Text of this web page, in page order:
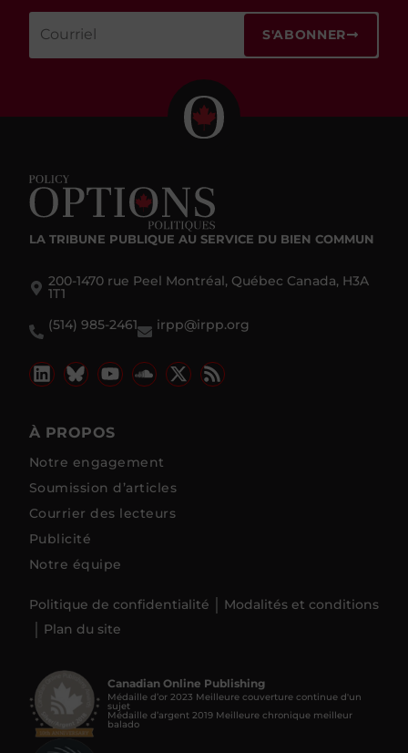
S'ABONNER
LA TRIBUNE PUBLIQUE AU SERVICE DU BIEN COMMUN
200-1470 rue Peel Montréal, Québec Canada, H3A
1T1
(514) 985-2461
irpp@irpp.org
À PROPOS
Notre engagement
Soumission d’articles
Courrier des lecteurs
Publicité
Notre équipe
Politique de confidentialité
Modalités et conditions
Plan du site
Canadian Online Publishing
Médaille d’or 2023 Meilleure couverture continue d'un
sujet
Médaille d’argent 2019 Meilleure chronique meilleur
balado